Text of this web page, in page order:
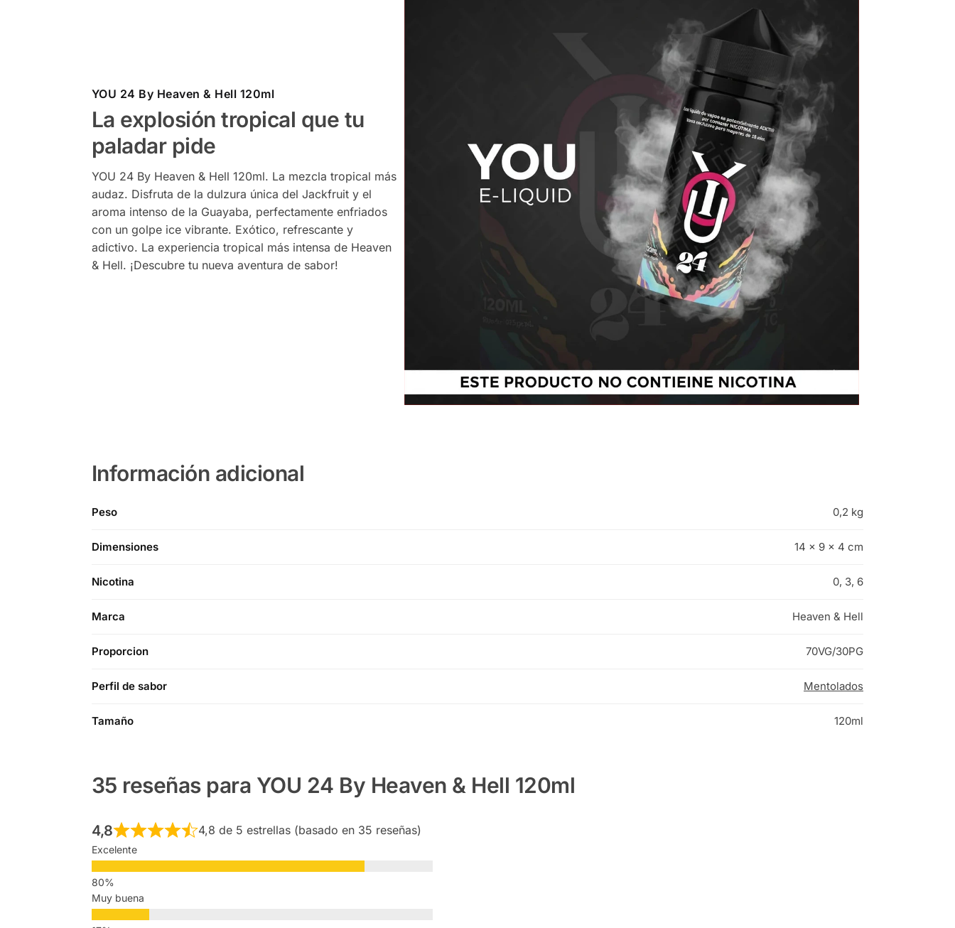
YOU 24 By Heaven & Hell 120ml
La explosión tropical que tu
paladar pide
YOU 24 By Heaven & Hell 120ml. La mezcla tropical más
audaz. Disfruta de la dulzura única del Jackfruit y el
aroma intenso de la Guayaba, perfectamente enfriados
con un golpe ice vibrante. Exótico, refrescante y
adictivo. La experiencia tropical más intensa de Heaven
& Hell. ¡Descubre tu nueva aventura de sabor!
Información adicional
Peso 0,2 kg
Dimensiones 14 × 9 × 4 cm
Nicotina 0, 3, 6
Marca Heaven & Hell
Proporcion 70VG/30PG
Perfil de sabor Mentolados
Tamaño 120ml
35 reseñas para YOU 24 By Heaven & Hell 120ml
4,8 4,8 de 5 estrellas (basado en 35 reseñas)
Excelente
Muy buena